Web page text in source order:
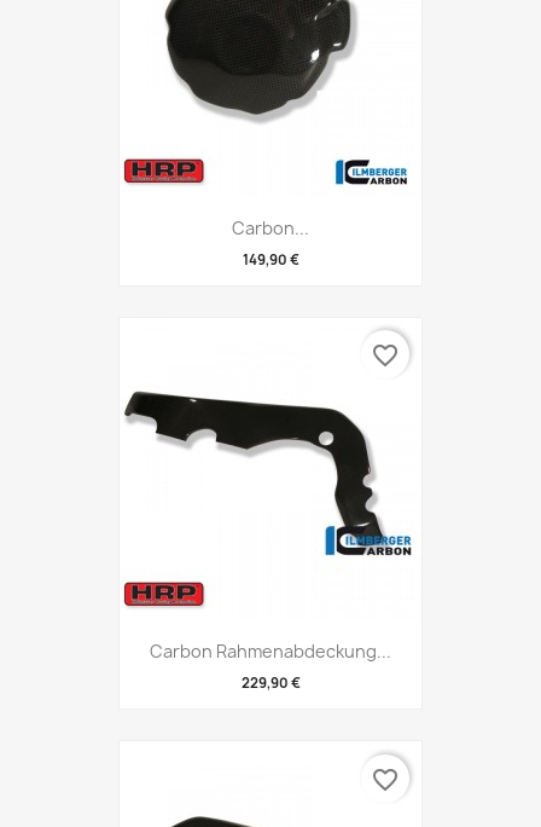
Carbon...
149,90 €
Carbon Rahmenabdeckung...
229,90 €
favorite_border
favorite_border